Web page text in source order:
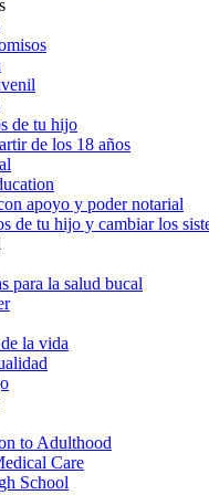
de tu hijo
de los 18 años
apoyo y poder notarial
de tu hijo y cambiar los
para la salud bucal
la vida
to Adulthood
Care
School